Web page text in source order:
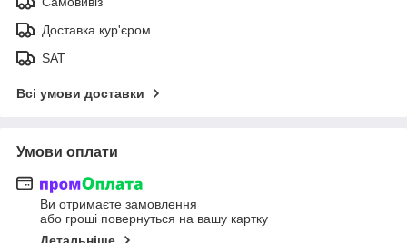
Доставка кур'єром
SAT
Всі умови доставки
Умови оплати
Ви отримаєте замовлення
або гроші повернуться на вашу картку